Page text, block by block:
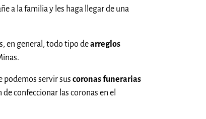
a la familia y les haga llegar de una
en general, todo tipo dearreglos
podemos servir sus coronas funerarias
de confeccionar las coronas en el